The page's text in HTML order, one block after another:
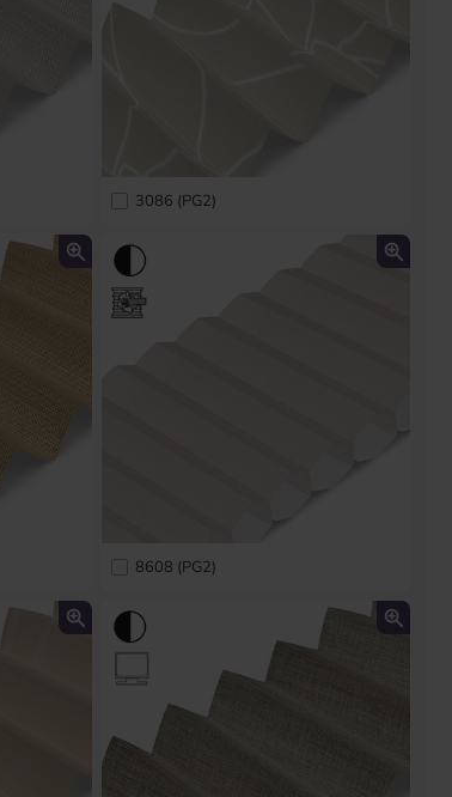
3086 (PG2)
8608 (PG2)